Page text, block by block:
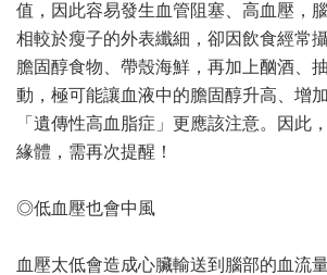
值，因此容易發生血管阻塞、高血壓，
相較於瘦子的外表纖細，卻因飲食經常
膽固醇食物、帶殼海鮮，再加上酗酒、
動，極可能讓血液中的膽固醇升高、增
「遺傳性高血脂症」更應該注意。因此
緣體，需再次提醒！
◎低血壓也會中風
血壓太低會造成心臟輸送到腦部的血流